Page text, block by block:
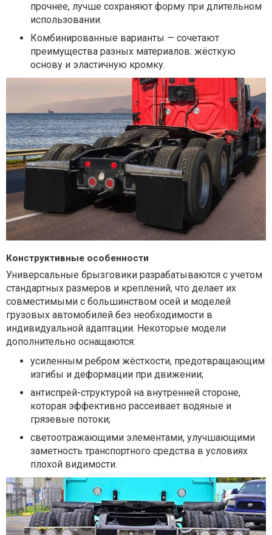
прочнее, лучше сохраняют форму при длительном
использовании.
Комбинированные варианты — сочетают
преимущества разных материалов: жёсткую
основу и эластичную кромку.
Конструктивные особенности
Универсальные брызговики разрабатываются с учетом
стандартных размеров и креплений, что делает их
совместимыми с большинством осей и моделей
грузовых автомобилей без необходимости в
индивидуальной адаптации. Некоторые модели
дополнительно оснащаются:
усиленным ребром жёсткости, предотвращающим
изгибы и деформации при движении;
антиспрей-структурой на внутренней стороне,
которая эффективно рассеивает водяные и
грязевые потоки;
светоотражающими элементами, улучшающими
заметность транспортного средства в условиях
плохой видимости.